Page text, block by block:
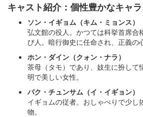
キャスト紹介：個性豊かなキャ
ソン・イギョム（キム・ミョンス）
弘文館の役人。かつては科挙首席合
び人。暗行御史に任命され、正義の
ホン・ダイン（クォン・ナラ）
茶母（タモ）であり、妓生に扮して
明で美しい女性。
パク・チュンサム（イ・イギョン）
イギョムの従者。おしゃべりで少し
物。